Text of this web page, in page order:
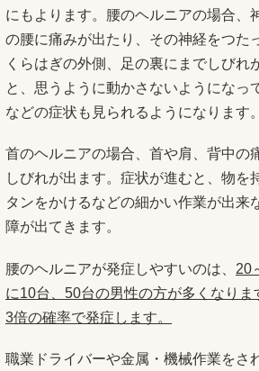
にもよります。腰のヘルニアの場合、
の腰に痛みが出たり、その神経をつた
くらはぎの外側、足の裏にまでしびれ
と、思うように動かさないようになっ
などの症状も見られるようになります。
首のヘルニアの場合、首や肩、背中の
しびれが出ます。症状が進むと、物を
タンをかけるなどの細かい作業が出来
障が出てきます。
腰のヘルニアが発症しやすいのは、 20
に10台、50台の男性の方が多くなりま
3倍の確率で発症します。
職業ドライバーや金属・機械作業をさ